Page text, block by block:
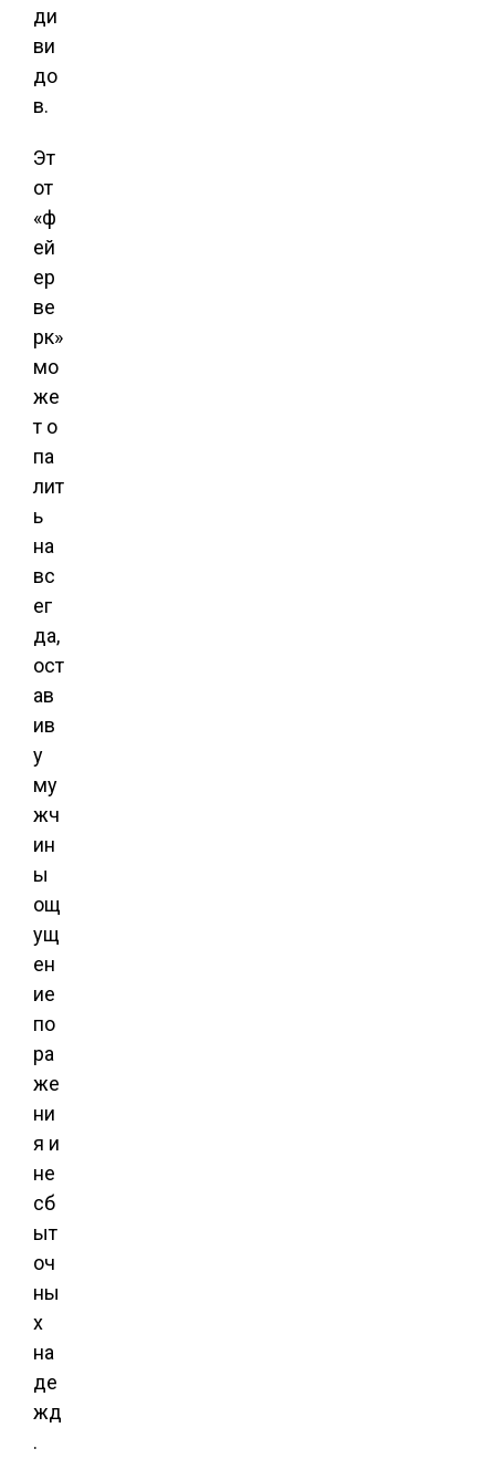
ди
ви
до
в.
Эт
от
«ф
ей
ер
ве
рк»
мо
же
т о
па
лит
ь
на
вс
ег
да,
ост
ав
ив
у
му
жч
ин
ы
ощ
ущ
ен
ие
по
ра
же
ни
я и
не
сб
ыт
оч
ны
х
на
де
жд
.